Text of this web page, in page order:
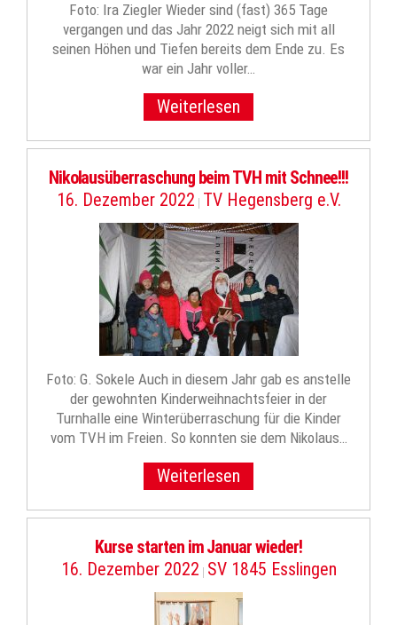
Foto: Ira Ziegler Wieder sind (fast) 365 Tage
vergangen und das Jahr 2022 neigt sich mit all
seinen Höhen und Tiefen bereits dem Ende zu. Es
war ein Jahr voller…
Weiterlesen
Nikolausüberraschung beim TVH mit Schnee!!!
16. Dezember 2022 | TV Hegensberg e.V.
Foto: G. Sokele Auch in diesem Jahr gab es anstelle
der gewohnten Kinderweihnachtsfeier in der
Turnhalle eine Winterüberraschung für die Kinder
vom TVH im Freien. So konnten sie dem Nikolaus…
Weiterlesen
Kurse starten im Januar wieder!
16. Dezember 2022 | SV 1845 Esslingen